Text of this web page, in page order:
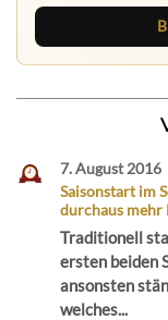
7. August 2016
Saisonstart im
durchaus mehr
Traditionell
ersten beiden
ansonsten
welches...